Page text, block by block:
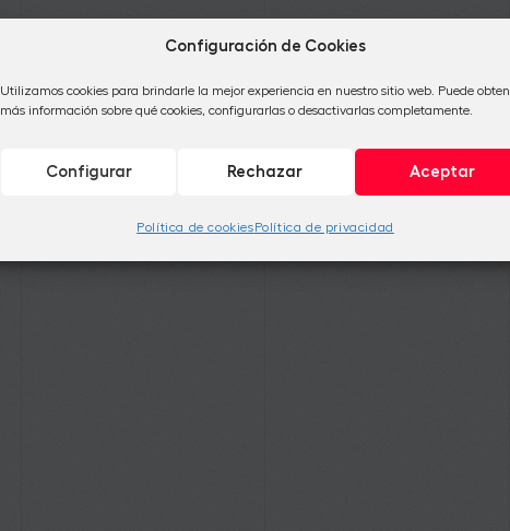
Configuración de Cookies
Utilizamos cookies para brindarle la mejor experiencia en nuestro sitio web. Puede
más información sobre qué cookies, configurarlas o desactivarlas completamente.
Aceptar
Rechazar
Configurar
Política de cookiesPolítica de privacidad